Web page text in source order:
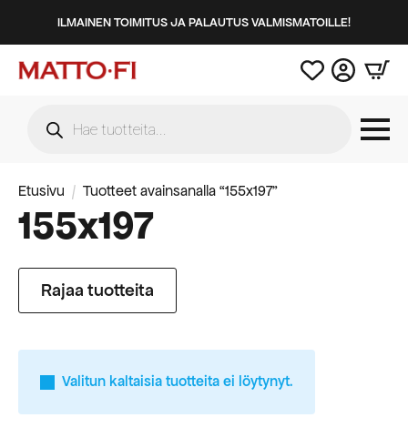
ILMAINEN TOIMITUS JA PALAUTUS VALMISMATOILLE!
search
Etusivu Tuotteet avainsanalla “155x197”
155x197
Rajaa tuotteita
Valitun kaltaisia tuotteita ei löytynyt.